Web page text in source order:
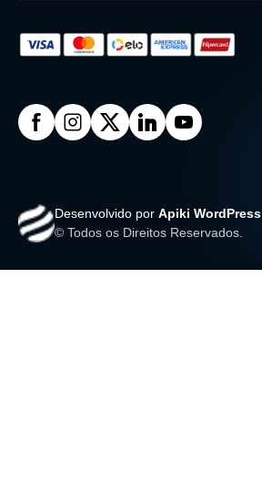
Desenvolvido por Apiki WordPress
© Todos os Direitos Reservados.